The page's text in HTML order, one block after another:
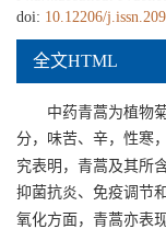
doi: 10.12206/
全文HTML
中药青蒿为植物
分，味苦、辛，性寒
究表明，青蒿及其所
抑菌抗炎、免疫调节
氧化方面，青蒿亦表